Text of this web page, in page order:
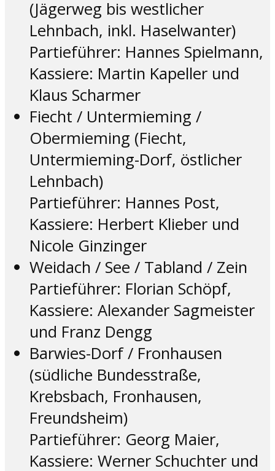
(Jägerweg bis westlicher
Lehnbach, inkl. Haselwanter)
Partieführer: Hannes Spielmann,
Kassiere: Martin Kapeller und
Klaus Scharmer
Fiecht / Untermieming /
Obermieming (Fiecht,
Untermieming-Dorf, östlicher
Lehnbach)
Partieführer: Hannes Post,
Kassiere: Herbert Klieber und
Nicole Ginzinger
Weidach / See / Tabland / Zein
Partieführer: Florian Schöpf,
Kassiere: Alexander Sagmeister
und Franz Dengg
Barwies-Dorf / Fronhausen
(südliche Bundesstraße,
Krebsbach, Fronhausen,
Freundsheim)
Partieführer: Georg Maier,
Kassiere: Werner Schuchter und